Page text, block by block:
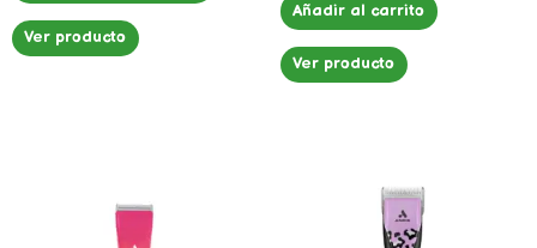
Ver producto
Añadir al carrito
Ver producto